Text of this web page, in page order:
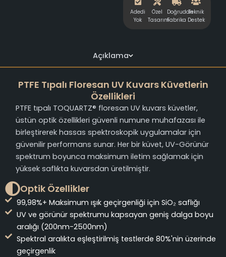
Adedi
Yok
Özel
Tasarım
Doğrudan
Fabrika
Teknik
Destek
Açıklama
PTFE Tıpalı Floresan UV Kuvars Küvetlerin
Özellikleri
PTFE tıpalı TOQUARTZ® floresan UV kuvars küvetler,
üstün optik özellikleri güvenli numune muhafazası ile
birleştirerek hassas spektroskopik uygulamalar için
güvenilir performans sunar. Her bir küvet, UV-Görünür
spektrum boyunca maksimum iletim sağlamak için
yüksek saflıkta kuvarsdan üretilmiştir.
Optik Özellikler
99,98%+ Maksimum ışık geçirgenliği için SiO₂ saflığı
UV ve görünür spektrumu kapsayan geniş dalga boyu
aralığı (200nm-2500nm)
Spektral aralıkta eşleştirilmiş testlerde 80%'nin üzerinde
geçirgenlik